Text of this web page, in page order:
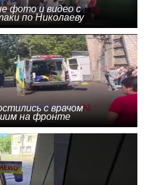
фото и видео с
по Николаеву
с врачом
на фронте